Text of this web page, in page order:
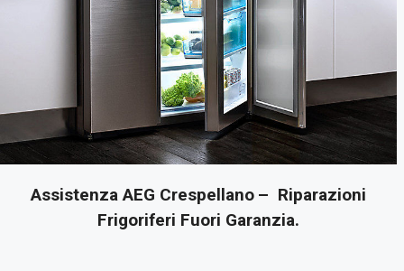
Assistenza AEG Crespellano – Riparazioni
Frigoriferi Fuori Garanzia.